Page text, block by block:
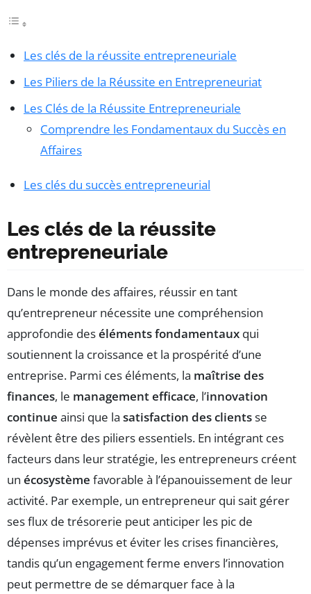
Les clés de la réussite entrepreneuriale
Les Piliers de la Réussite en Entrepreneuriat
Les Clés de la Réussite Entrepreneuriale
Comprendre les Fondamentaux du Succès en
Affaires
Les clés du succès entrepreneurial
Les clés de la réussite
entrepreneuriale
Dans le monde des affaires, réussir en tant
qu’entrepreneur nécessite une compréhension
approfondie deséléments fondamentaux qui
soutiennent la croissance et la prospérité d’une
entreprise. Parmi ces éléments, la maîtrise des
finances, le management efficace, l’innovation
continue ainsi que la satisfaction des clientsse
révèlent être des piliers essentiels. En intégrant ces
facteurs dans leur stratégie, les entrepreneurs créent
un écosystème favorable à l’épanouissement de leur
activité. Par exemple, un entrepreneur qui sait gérer
ses flux de trésorerie peut anticiper les pic de
dépenses imprévus et éviter les crises financières,
tandis qu’un engagement ferme envers l’innovation
peut permettre de se démarquer face à la